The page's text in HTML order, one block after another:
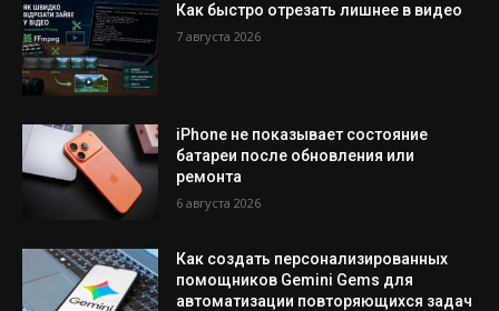
Как быстро отрезать лишнее в видео
7 августа 2026
iPhone не показывает состояние
батареи после обновления или
ремонта
6 августа 2026
Как создать персонализированных
помощников Gemini Gems для
автоматизации повторяющихся задач